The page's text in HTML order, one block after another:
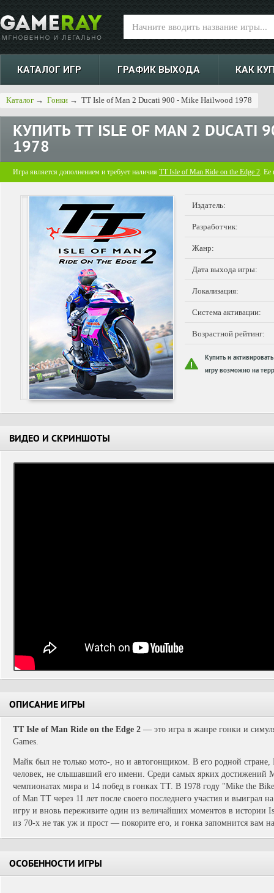
КАТАЛОГ ИГР ГРАФИК ВЫХОДА КАК
Каталог → Гонки → TT Isle of Man 2 Ducati 900 - Mike Hailwood 1978
КУПИТЬ TT ISLE OF MAN 2 DUCATI
1978
Игра является дополнением и требует наличия TT Isle of Man Ride on the Edge 2. Ее
Издатель:
Разработчик:
Жанр:
Дата выхода игры:
Локализация:
Система активации:
Возрастной рейтинг:
Купить и активировать
игру возможно на
ВИДЕО И СКРИНШОТЫ
ОПИСАНИЕ ИГРЫ
TT Isle of Man Ride on the Edge 2 — это игра в жанре гонки и
Games.
Майк был не только мото-, но и автогонщиком. В его родной стране,
человек, не слышавший его имени. Среди самых ярких достижений
чемпионатах мира и 14 побед в гонках TT. В 1978 году "Mike the
of Man TT через 11 лет после своего последнего участия и выиграл
игру и вновь переживите один из величайших моментов в истории
из 70-х не так уж и прост — покорите его, и гонка запомнится вам
ОСОБЕННОСТИ ИГРЫ